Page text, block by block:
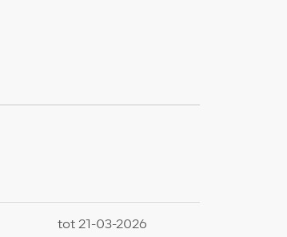
tot 21-03-2026